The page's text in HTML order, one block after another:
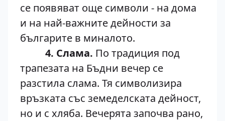
се появяват още символи - на дома
и на най-важните дейности за
българите в миналото.
4. Слама. По традиция под
трапезата на Бъдни вечер се
разстила слама. Тя символизира
връзката със земеделската дейност,
но и с хляба. Вечерята започва рано,